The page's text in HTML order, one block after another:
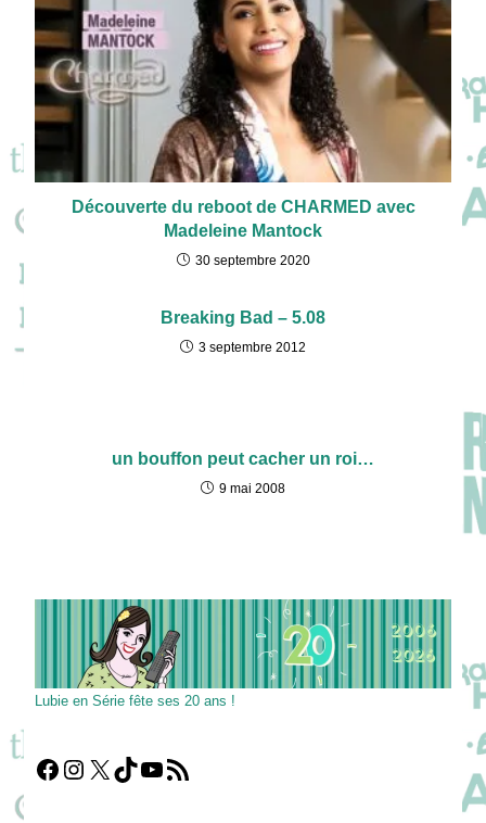
Découverte du reboot de CHARMED avec
Madeleine Mantock
30 septembre 2020
Breaking Bad – 5.08
3 septembre 2012
un bouffon peut cacher un roi…
9 mai 2008
Lubie en Série fête ses 20 ans !
Facebook
Instagram
X TikTokYouTube
Flux RSS